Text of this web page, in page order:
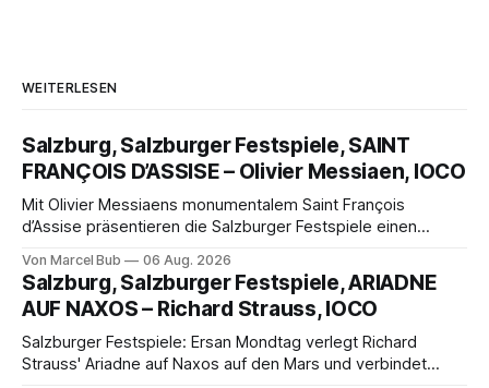
WEITERLESEN
Salzburg, Salzburger Festspiele, SAINT
FRANÇOIS D’ASSISE – Olivier Messiaen, IOCO
Mit Olivier Messiaens monumentalem Saint François
d’Assise präsentieren die Salzburger Festspiele einen
eine bildgewaltige Inszenierung, Maxime Pascal entfaltet
die komplexe Partitur eindrucksvoll, Philippe Sly berührt als
Franziskus.
Von Marcel Bub 06 Aug. 2026
Salzburg, Salzburger Festspiele, ARIADNE
AUF NAXOS – Richard Strauss, IOCO
Salzburger Festspiele: Ersan Mondtag verlegt Richard
Strauss' Ariadne auf Naxos auf den Mars und verbindet